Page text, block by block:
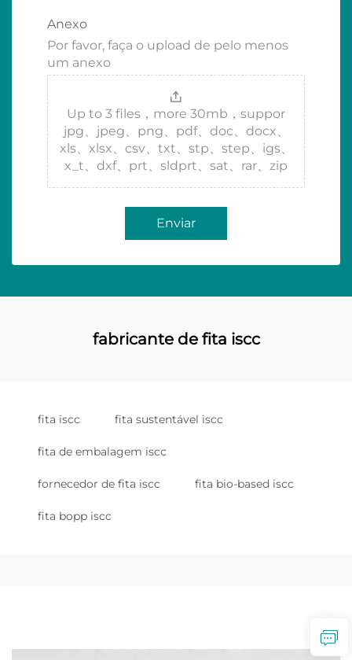
Anexo
Por favor, faça o upload de pelo menos
um anexo
Up to 3 files，more 30mb，suppor
jpg、jpeg、png、pdf、doc、docx、
xls、xlsx、csv、txt、stp、step、igs、
x_t、dxf、prt、sldprt、sat、rar、zip
Enviar
fabricante de fita iscc
fita iscc fita sustentável iscc
fita de embalagem iscc
fornecedor de fita iscc fita bio-based iscc
fita bopp iscc